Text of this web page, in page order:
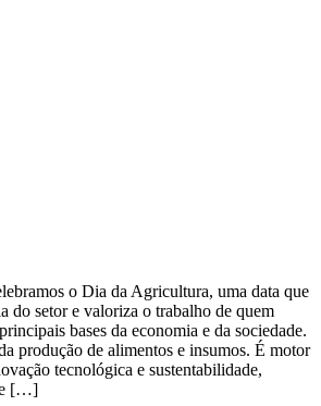
o Dia da Agricultura, uma data que
do setor e valoriza o trabalho de quem
bases da economia e da sociedade.
produção de alimentos e insumos. É motor
tecnológica e sustentabilidade,
[…]